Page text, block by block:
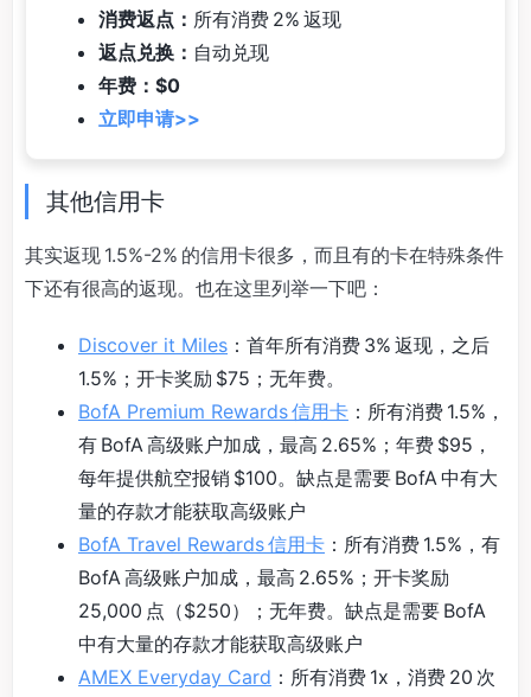
消费返点： 所有消费 2% 返现
返点兑换： 自动兑现
年费：$0
立即申请>>
其他信用卡
其实返现 1.5%-2% 的信用卡很多，而且有的卡在特殊条件
下还有很高的返现。也在这里列举一下吧：
Discover it Miles ：首年所有消费 3% 返现，之后
1.5%；开卡奖励 $75；无年费。
BofA Premium Rewards 信用卡 ：所有消费 1.5%，
有 BofA 高级账户加成，最高 2.65%；年费 $95，
每年提供航空报销 $100。缺点是需要 BofA 中有大
量的存款才能获取高级账户
BofA Travel Rewards 信用卡 ：所有消费 1.5%，有
BofA 高级账户加成，最高 2.65%；开卡奖励
25,000 点（$250）；无年费。缺点是需要 BofA
中有大量的存款才能获取高级账户
AMEX Everyday Card ：所有消费 1x，消费 20 次